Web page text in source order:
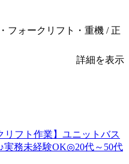
フォークリフト・重機 / 正
詳細を表示